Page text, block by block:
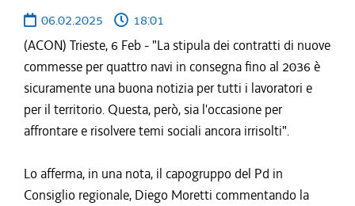
06.02.2025
18:01
(ACON) Trieste, 6 Feb - "La stipula dei contratti di nuove
commesse per quattro navi in consegna fino al 2036 è
sicuramente una buona notizia per tutti i lavoratori e
per il territorio. Questa, però, sia l'occasione per
affrontare e risolvere temi sociali ancora irrisolti".
Lo afferma, in una nota, il capogruppo del Pd in
Consiglio regionale, Diego Moretti commentando la